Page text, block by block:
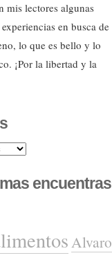
mis lectores algunas
en busca de
lo que es bello y lo
¡Por la libertad y la
encuentras
Alvaro